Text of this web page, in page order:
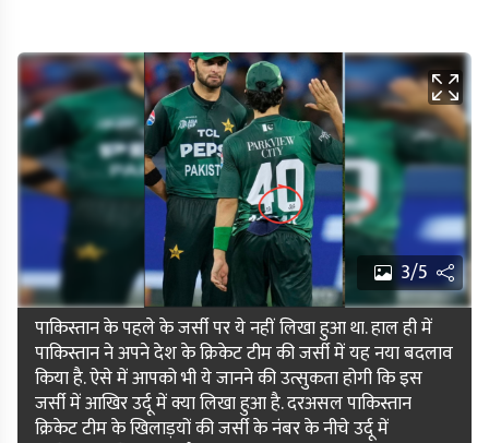
3/5
पाकिस्तान के पहले के जर्सी पर ये नहीं लिखा हुआ था. हाल ही में
पाकिस्तान ने अपने देश के क्रिकेट टीम की जर्सी में यह नया बदलाव
किया है. ऐसे में आपको भी ये जानने की उत्सुकता होगी कि इस
जर्सी में आखिर उर्दू में क्या लिखा हुआ है. दरअसल पाकिस्तान
क्रिकेट टीम के खिलाड़यों की जर्सी के नंबर के नीचे उर्दू में